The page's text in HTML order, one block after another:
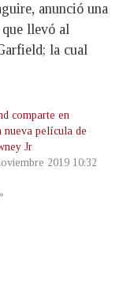
anunció una
que llevó al
la cual
comparte en
nueva película de
Jr
2019 10:32